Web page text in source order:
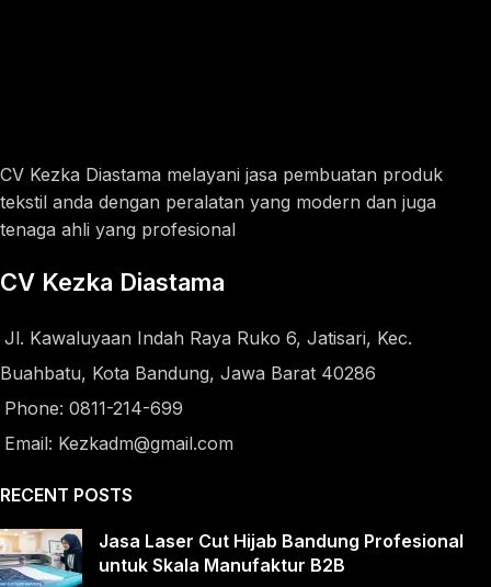
CV Kezka Diastama melayani jasa pembuatan produk
tekstil anda dengan peralatan yang modern dan juga
tenaga ahli yang profesional
CV Kezka Diastama
Jl. Kawaluyaan Indah Raya Ruko 6, Jatisari, Kec.
Buahbatu, Kota Bandung, Jawa Barat 40286
Phone: 0811-214-699
Email: Kezkadm@gmail.com
RECENT POSTS
Jasa Laser Cut Hijab Bandung Profesional
untuk Skala Manufaktur B2B